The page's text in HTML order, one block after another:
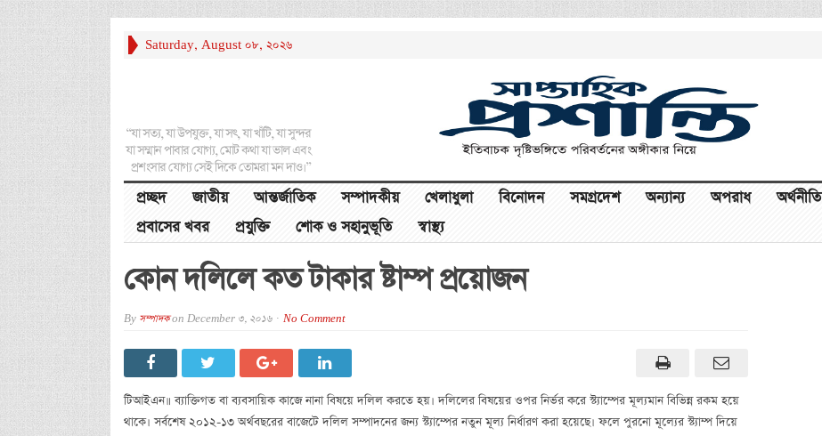
Saturday, August 08, 2026
“যা সত্য, যা উপযুক্ত, যা সৎ, যা খাঁটি, যা সুন্দর
যা সম্মান পাবার যোগ্য, মোট কথা যা ভাল এবং
প্রশংসার যোগ্য সেই দিকে তোমরা মন দাও।”
প্রচ্ছদ জাতীয় আন্তর্জাতিক সম্পাদকীয় খেলাধুলা বিনোদন সমগ্রদেশ অন্যান্য অপরাধ অর্থনীতি
প্রবাসের খবর
প্রযুক্তি শোক ও সহানুভূতি স্বাস্থ্য
কোন দলিলে কত টাকার ষ্টাম্প প্রয়োজন
By সম্পাদকon December 3, 2016 No Comment
টিআইএন॥ ব্যাক্তিগত বা ব্যবসায়িক কাজে নানা বিষয়ে দলিল করতে হয়। দলিলের বিষয়ের ওপর নির্ভর করে স্ট্যাম্পের মূল্যমান বিভিন্ন রকম হয়ে
থাকে। সর্বশেষ ২০১২-১৩ অর্থবছরের বাজেটে দলিল সম্পাদনের জন্য স্ট্যাম্পের নতুন মূল্য নির্ধারণ করা হয়েছে। ফলে পুরনো মূল্যের স্ট্যাম্প দিয়ে